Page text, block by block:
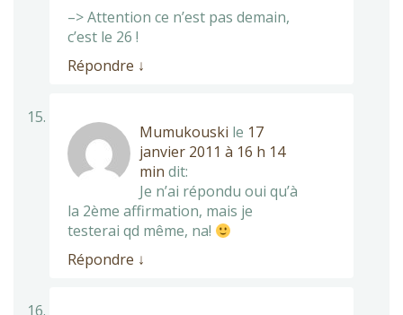
–> Attention ce n’est pas demain,
c’est le 26 !
Répondre ↓
Mumukouski le 17
janvier 2011 à 16 h 14
min dit:
Je n’ai répondu oui qu’à
la 2ème affirmation, mais je
testerai qd même, na!
Répondre ↓